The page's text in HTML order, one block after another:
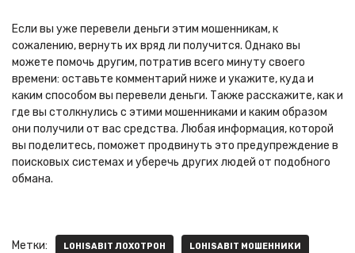
Если вы уже перевели деньги этим мошенникам, к
сожалению, вернуть их вряд ли получится. Однако вы
можете помочь другим, потратив всего минуту своего
времени: оставьте комментарий ниже и укажите, куда и
каким способом вы перевели деньги. Также расскажите, как и
где вы столкнулись с этими мошенниками и каким образом
они получили от вас средства. Любая информация, которой
вы поделитесь, поможет продвинуть это предупреждение в
поисковых системах и уберечь других людей от подобного
обмана.
Метки: LOHISABIT ЛОХОТРОН LOHISABIT МОШЕННИКИ